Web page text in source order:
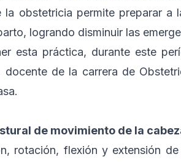
la obstetricia permite preparar
logrando disminuir las
esta práctica, durante este
docente de la carrera de
de movimiento de la
rotación, flexión y extensión